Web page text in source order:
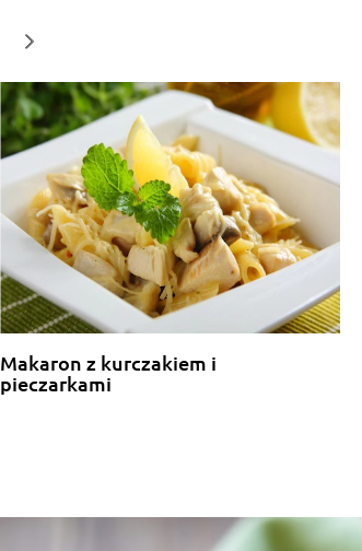
Makaron z kurczakiem i
pieczarkami